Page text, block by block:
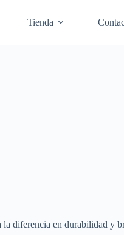
Tienda
la diferencia en durabilidad y